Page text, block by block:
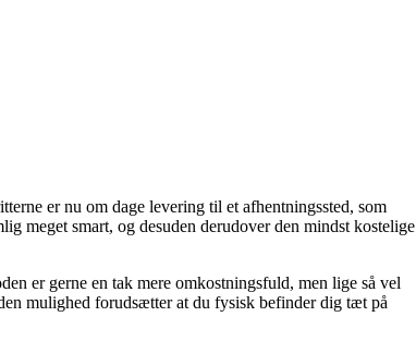
er nu om dage levering til et afhentningssted, som
meget smart, og desuden derudover den mindst kostelige
er gerne en tak mere omkostningsfuld, men lige så vel
mulighed forudsætter at du fysisk befinder dig tæt på